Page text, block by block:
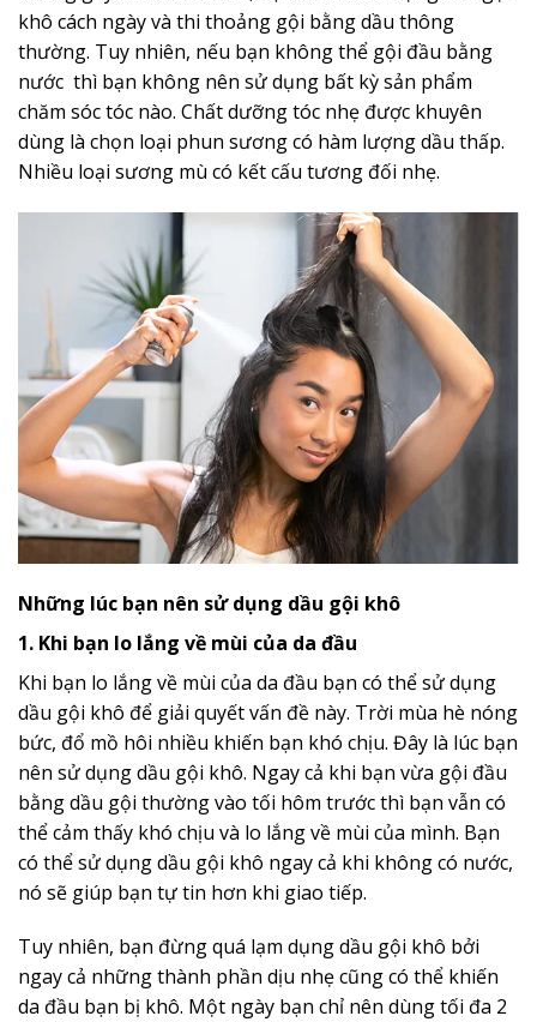
khô cách ngày và thi thoảng gội bằng dầu thông
thường. Tuy nhiên, nếu bạn không thể gội đầu bằng
nước thì bạn không nên sử dụng bất kỳ sản phẩm
chăm sóc tóc nào. Chất dưỡng tóc nhẹ được khuyên
dùng là chọn loại phun sương có hàm lượng dầu thấp.
Nhiều loại sương mù có kết cấu tương đối nhẹ.
Những lúc bạn nên sử dụng dầu gội khô
1. Khi bạn lo lắng về mùi của da đầu
Khi bạn lo lắng về mùi của da đầu bạn có thể sử dụng
dầu gội khô để giải quyết vấn đề này. Trời mùa hè nóng
bức, đổ mồ hôi nhiều khiến bạn khó chịu. Đây là lúc bạn
nên sử dụng dầu gội khô. Ngay cả khi bạn vừa gội đầu
bằng dầu gội thường vào tối hôm trước thì bạn vẫn có
thể cảm thấy khó chịu và lo lắng về mùi của mình. Bạn
có thể sử dụng dầu gội khô ngay cả khi không có nước,
nó sẽ giúp bạn tự tin hơn khi giao tiếp.
Tuy nhiên, bạn đừng quá lạm dụng dầu gội khô bởi
ngay cả những thành phần dịu nhẹ cũng có thể khiến
da đầu bạn bị khô. Một ngày bạn chỉ nên dùng tối đa 2